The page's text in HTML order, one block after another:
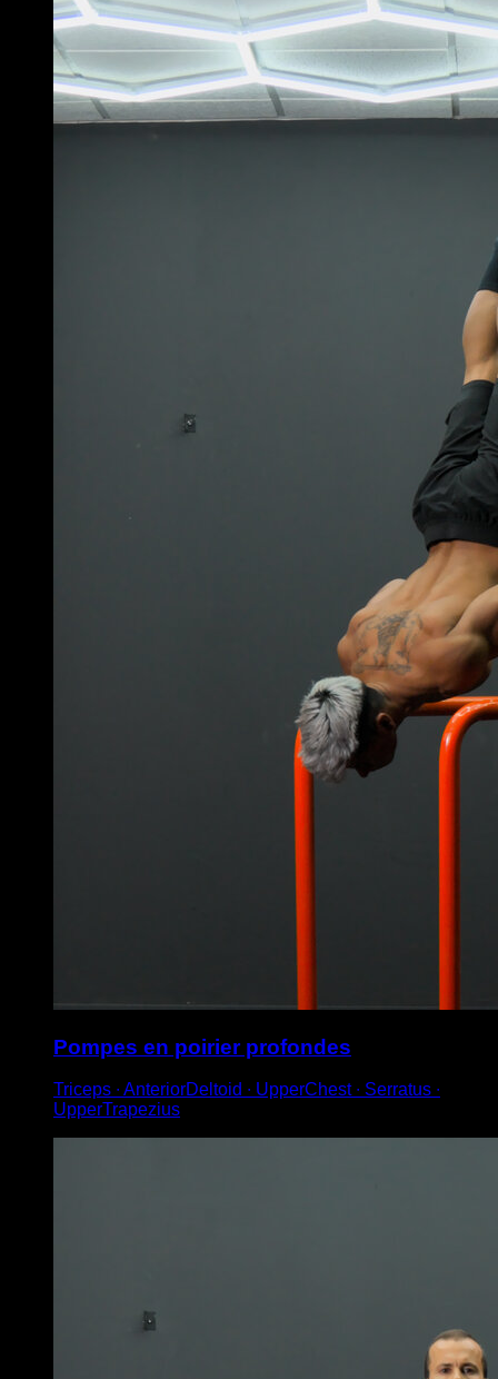
Pompes en poirier profondes
Triceps ∙ AnteriorDeltoid ∙ UpperChest ∙ Serratus ∙
UpperTrapezius